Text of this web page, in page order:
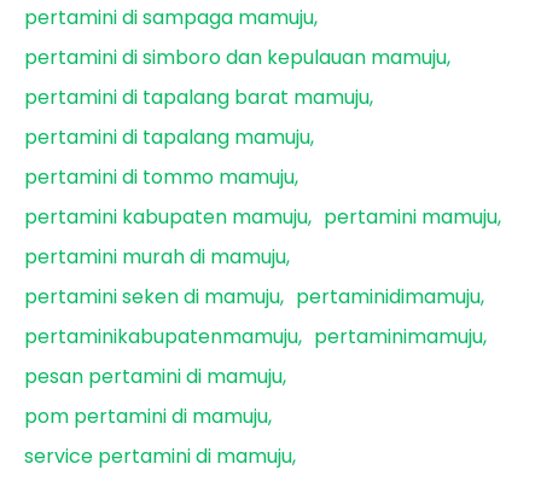
pertamini di sampaga mamuju
pertamini di simboro dan kepulauan mamuju
pertamini di tapalang barat mamuju
pertamini di tapalang mamuju
pertamini di tommo mamuju
pertamini kabupaten mamuju
pertamini mamuju
pertamini murah di mamuju
pertamini seken di mamuju
pertaminidimamuju
pertaminikabupatenmamuju
pertaminimamuju
pesan pertamini di mamuju
pom pertamini di mamuju
service pertamini di mamuju